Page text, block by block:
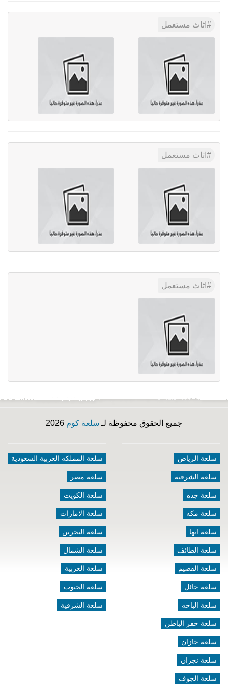
اثاث مستعمل
اثاث مستعمل
اثاث مستعمل
جميع الحقوق محفوظة لـ سلعة كوم
سلعة الرياض
سلعة الشرقيه
سلعة جده
سلعة مكه
سلعة ابها
سلعة الطائف
سلعة القصيم
سلعة حائل
سلعة الباحه
سلعة حفر الباطن
سلعة جازان
سلعة نجران
سلعة الجوف
سلعة المملكه العربية السعودية
سلعة مصر
سلعة الكويت
سلعة الامارات
سلعة البحرين
سلعة الشمال
سلعة الغربية
سلعة الجنوب
سلعة الشرقية